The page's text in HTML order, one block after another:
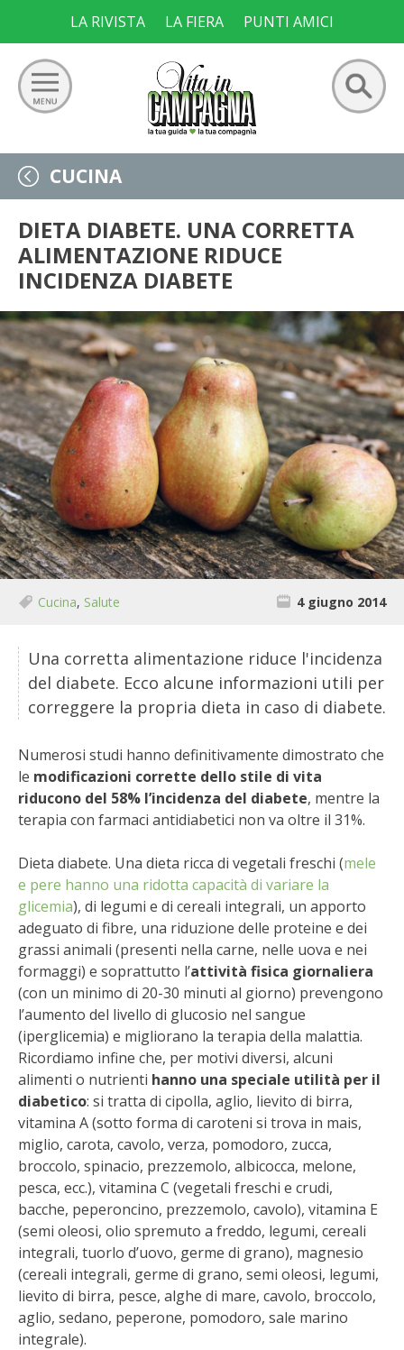
content
LA RIVISTA LA FIERA PUNTI AMICI
Ricerca
per:
GIARDINO
ORTO
FRUTTETO
VIGNETO
ALLEVAMENTI
BIODIVERSITÀ
CUCINA
PRODOTTI
FARFALLE DELLA CAMPAGNA
PICCOLO POLLAIO
CONSERVARE LA FRUTTA
CONSERVE DELL’ORTO
FACEM
STIHL
BLUMEN
NOCCIOLA DI CALABRIA
PELLENC
MEDICINA DEI SEMPLICI
SCONTI NOVEMBRE
COMPO
HUSQVARNA
ZAPI GARDEN
BENZA
ORTO BIO – TECNICHE DI COLTIVAZIONE
THERMACELL
CUCINA
DIETA DIABETE. UNA CORRETTA
ALIMENTAZIONE RIDUCE
INCIDENZA DIABETE
Cucina, Salute 4 giugno 2014
Una corretta alimentazione riduce l'incidenza
del diabete. Ecco alcune informazioni utili per
correggere la propria dieta in caso di diabete.
Numerosi studi hanno definitivamente dimostrato che
le modificazioni corrette dello stile di vita
riducono del 58% l’incidenza del diabete, mentre la
terapia con farmaci antidiabetici non va oltre il 31%.
Dieta diabete. Una dieta ricca di vegetali freschi (mele
e pere hanno una ridotta capacità di variare la
glicemia), di legumi e di cereali integrali, un apporto
adeguato di fibre, una riduzione delle proteine e dei
grassi animali (presenti nella carne, nelle uova e nei
formaggi) e soprattutto l’attività fisica giornaliera
(con un minimo di 20-30 minuti al giorno) prevengono
l’aumento del livello di glucosio nel sangue
(iperglicemia) e migliorano la terapia della malattia.
Ricordiamo infine che, per motivi diversi, alcuni
alimenti o nutrienti hanno una speciale utilità per il
diabetico: si tratta di cipolla, aglio, lievito di birra,
vitamina A (sotto forma di caroteni si trova in mais,
miglio, carota, cavolo, verza, pomodoro, zucca,
broccolo, spinacio, prezzemolo, albicocca, melone,
pesca, ecc.), vitamina C (vegetali freschi e crudi,
bacche, peperoncino, prezzemolo, cavolo), vitamina E
(semi oleosi, olio spremuto a freddo, legumi, cereali
integrali, tuorlo d’uovo, germe di grano), magnesio
(cereali integrali, germe di grano, semi oleosi, legumi,
lievito di birra, pesce, alghe di mare, cavolo, broccolo,
aglio, sedano, peperone, pomodoro, sale marino
integrale).